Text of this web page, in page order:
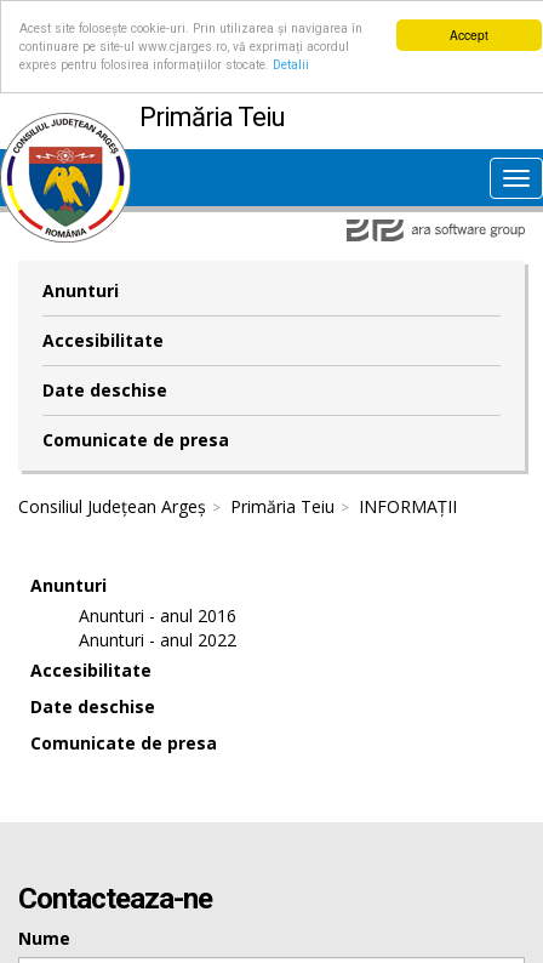
Accept
Acest site folosește cookie-uri. Prin utilizarea și navigarea în
continuare pe site-ul www.cjarges.ro, vă exprimați acordul
expres pentru folosirea informațiilor stocate.
Detalii
Primăria Teiu
Anunturi
Accesibilitate
Date deschise
Comunicate de presa
Consiliul Județean Argeș Primăria Teiu INFORMAȚII
Anunturi
Anunturi - anul 2016
Anunturi - anul 2022
Accesibilitate
Date deschise
Comunicate de presa
Contacteaza-ne
Nume